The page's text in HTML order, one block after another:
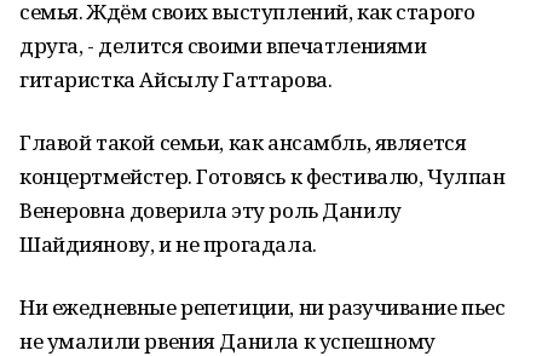
семья. Ждём своих выступлений, как старого
друга, - делится своими впечатлениями
гитаристка Айсылу Гаттарова.
Главой такой семьи, как ансамбль, является
концертмейстер. Готовясь к фестивалю, Чулпан
Венеровна доверила эту роль Данилу
Шайдиянову, и не прогадала.
Ни ежедневные репетиции, ни разучивание пьес
не умалили рвения Данила к успешному